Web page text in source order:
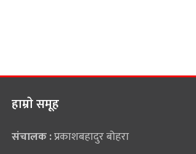
हाम्राे समूह
संचालक :प्रकाशबहादुर बोहरा